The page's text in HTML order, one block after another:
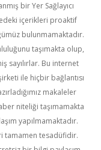
bir Yer Sağlayıcı
içerikleri proaktif
bulunmamaktadır.
taşımakta olup,
sayılırlar. Bu internet
ile hiçbir bağlantısı
makaleler
niteliği taşımamakta
yapılmamaktadır.
tamamen tesadüfidir.